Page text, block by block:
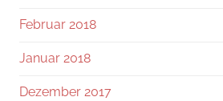
Februar 2018
Januar 2018
Dezember 2017